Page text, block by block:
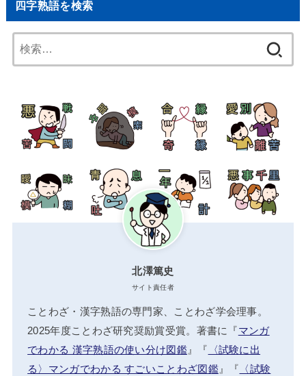
四字熟語を検索
索:
北澤篤史
サイト責任者
ことわざ・漢字熟語の専門家、ことわざ学会理事。
2025年度ことわざ研究奨励賞受賞。著書に『マンガ
でわかる 漢字熟語の使い分け図鑑』『 〈試験に出
る〉マンガでわかる すごいことわざ図鑑』『 〈試験